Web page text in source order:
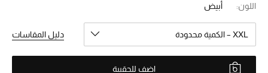
ما وصلنا حديثاً
الموسم الجديد
النساء
اللون: أبيض
XXL – الكمية محدودة دليل المقاسات
اضف للحقيبة